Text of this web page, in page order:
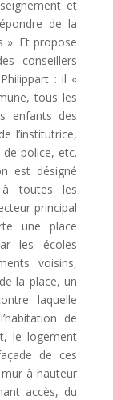
et
de la
». Et propose
conseillers
: il «
tous les
enfants des
l’institutrice,
police, etc.
est désigné
toutes les
principal
une place
les écoles
voisins,
la place, un
laquelle
de
le logement
de ces
à hauteur
accès, du